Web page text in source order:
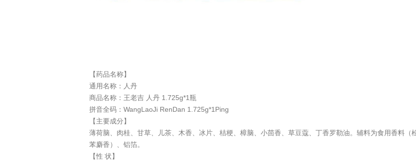
【药品名称】
通用名称： 人丹
商品名称：王老吉 人丹 1.725g*1瓶
拼音全码：WangLaoJi RenDan 1.725g*1Ping
【主要成分】
薄荷脑、肉桂、甘草、儿茶、木香、冰片、桔梗、樟脑、小茴香、草豆蔻、丁香罗勒油。辅料为食用香料（
苯麝香）、铝箔。
【性 状】